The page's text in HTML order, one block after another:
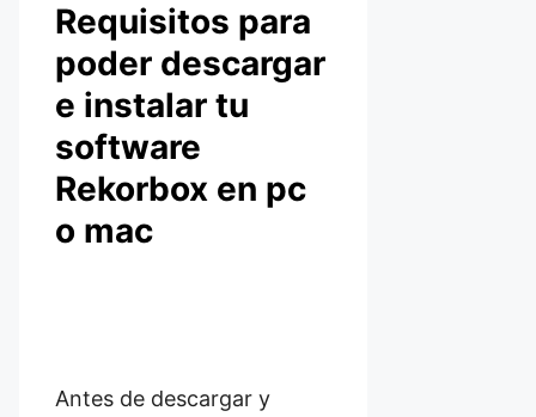
Requisitos para
poder descargar
e instalar tu
software
Rekorbox en pc
o mac
Antes de descargar y